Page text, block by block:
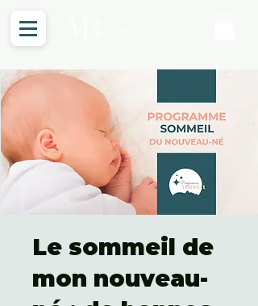
Le sommeil de
mon nouveau-